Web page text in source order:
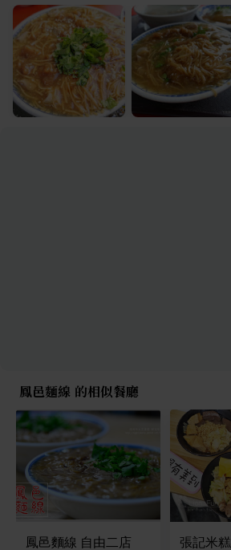
鳳邑麵線 的相似餐廳
鳳邑麵線 自由二店 張記米糕